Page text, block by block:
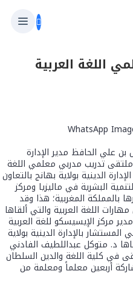
اللغة العربية
علي الحافظ مدير الإدارة
ملتقى تدريب مدربي معلمي اللغة
الدينية بولاية بهانج بالتعاون
البشرية في ماليزيا ومركز
بالمملكة المغربية؛ هذا وقد
اللغة العربية والتي ألقاها
مركز الإيسيسكو للغة العربية
بالإدارة الدينية بولاية
د. متوكل عبداللطيف الفادني
في كلية اللغة والدين السلطان
أربعين معلماً ومعلمة من